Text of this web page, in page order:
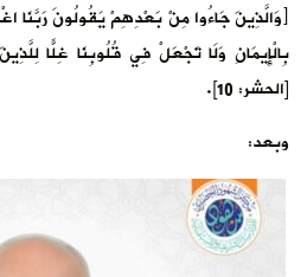
﴿وَالَّذِينَ جَاءُوا مِنْ بَعْدِهِمْ يَقُولُونَ رَبَّنَا
بِالْإِيمَانِ وَلَا تَجْعَلْ فِي قُلُوبِنَا غِلًّا
[الحشر: 10].
وبعد: